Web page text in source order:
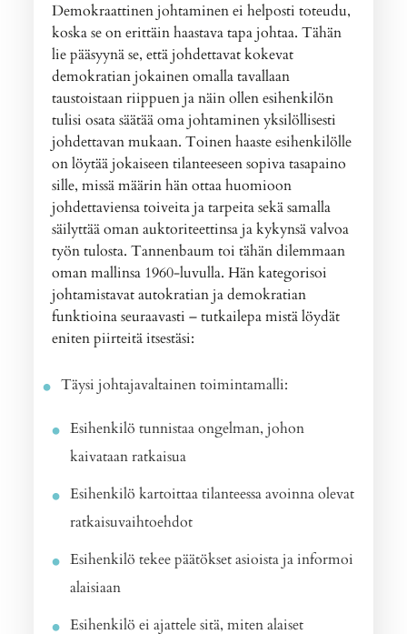
Demokraattinen johtaminen ei helposti toteudu,
koska se on erittäin haastava tapa johtaa. Tähän
lie pääsyynä se, että johdettavat kokevat
demokratian jokainen omalla tavallaan
taustoistaan riippuen ja näin ollen esihenkilön
tulisi osata säätää oma johtaminen yksilöllisesti
johdettavan mukaan. Toinen haaste esihenkilölle
on löytää jokaiseen tilanteeseen sopiva tasapaino
sille, missä määrin hän ottaa huomioon
johdettaviensa toiveita ja tarpeita sekä samalla
säilyttää oman auktoriteettinsa ja kykynsä valvoa
työn tulosta. Tannenbaum toi tähän dilemmaan
oman mallinsa 1960-luvulla. Hän kategorisoi
johtamistavat autokratian ja demokratian
funktioina seuraavasti – tutkailepa mistä löydät
eniten piirteitä itsestäsi:
Täysi johtajavaltainen toimintamalli:
Esihenkilö tunnistaa ongelman, johon
kaivataan ratkaisua
Esihenkilö kartoittaa tilanteessa avoinna olevat
ratkaisuvaihtoehdot
Esihenkilö tekee päätökset asioista ja informoi
alaisiaan
Esihenkilö ei ajattele sitä, miten alaiset